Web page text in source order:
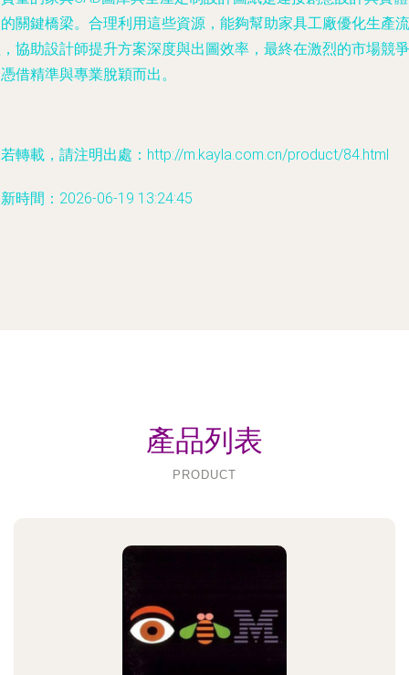
關鍵橋梁。合理利用這些資源，能夠幫助家具工廠優化生產流
協助設計師提升方案深度與出圖效率，最終在激烈的市場競爭
借精準與專業脫穎而出。
轉載，請注明出處：http://m.kayla.com.cn/product/84.html
時間：2026-06-19 13:24:45
產品列表
PRODUCT